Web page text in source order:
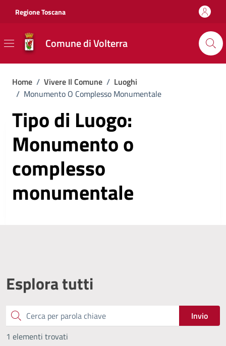
Regione Toscana
Comune di Volterra
Home / Vivere Il Comune / Luoghi
/ Monumento O Complesso Monumentale
Tipo di Luogo:
Monumento o
complesso
monumentale
Esplora tutti
Cerca
Invio
1 elementi trovati